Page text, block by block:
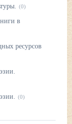
(0)
в
ресурсов
(0)